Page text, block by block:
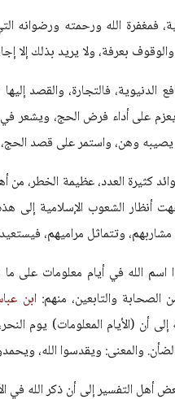
فمغفرة الله ورحمته ورضوانه
والوقوف بعرفة، ولا يريد بذلك إلا
الدنيوية، فالتجارة، والقصد
على أداء فرض الحج، ويشعر
يصيبه وهن، واستمر على قصد
كثيرة العدد، عظيمة الخطر، من
أنظار الشعوب الإسلامية إلى
وتتماثل مراميهم،
اسم الله في أيام معلومات على ما
الصحابة والتابعين، منهم:ابن
أن (الأيام المعلومات) يوم
والمعنى: ويقدسوا الله،
التفسير إلى أن ذكر الله في